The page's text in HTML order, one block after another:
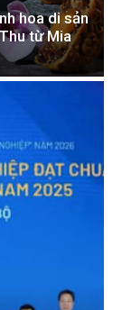
hoa di sản
từ Mia